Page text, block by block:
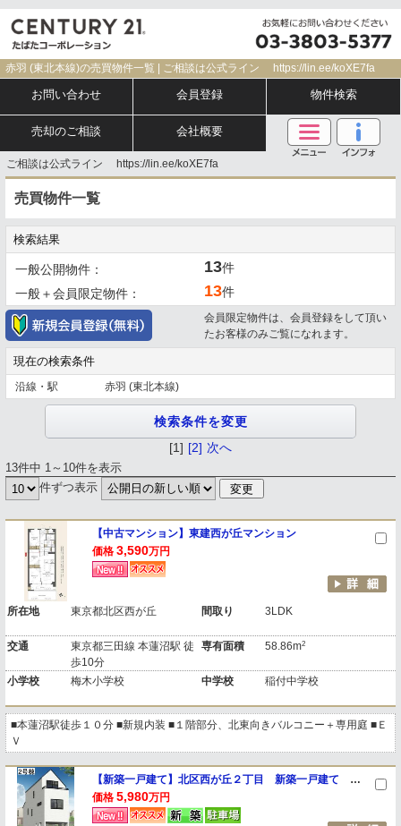
赤羽 (東北本線)の売買物件一覧 | ご相談は公式ライン https://lin.ee/koXE7fa
お問い合わせ 会員登録 物件検索
売却のご相談 会社概要
ご相談は公式ライン https://lin.ee/koXE7fa
売買物件一覧
検索結果
一般公開物件： 13件
一般＋会員限定物件：
13件
会員限定物件は、会員登録をして頂い
たお客様のみご覧になれます。
現在の検索条件
沿線・駅 赤羽 (東北本線)
13件中 1～10件を表示
[1] [2] 次へ
件ずつ表示
【中古マンション】東建西が丘マンション
価格 3,590万円
所在地 東京都北区西が丘 間取り 3LDK
交通
東京都三田線 本蓮沼駅 徒
歩10分
専有面積 58.86m2
小学校 梅木小学校 中学校 稲付中学校
■本蓮沼駅徒歩１０分 ■新規内装 ■１階部分、北東向きバルコニー＋専用庭 ■Ｅ
Ｖ
【新築一戸建て】北区西が丘２丁目 新築一戸建て ２号棟
価格 5,980万円